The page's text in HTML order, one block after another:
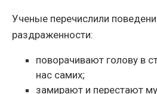
Ученые перечислили
раздраженности:
поворачивают голову в
нас самих;
замирают и перестают